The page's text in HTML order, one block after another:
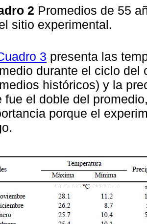
2 Promedios de 55
sitio experimental.
3 presenta las
durante el ciclo del
históricos) y la
fue el doble del
porque el